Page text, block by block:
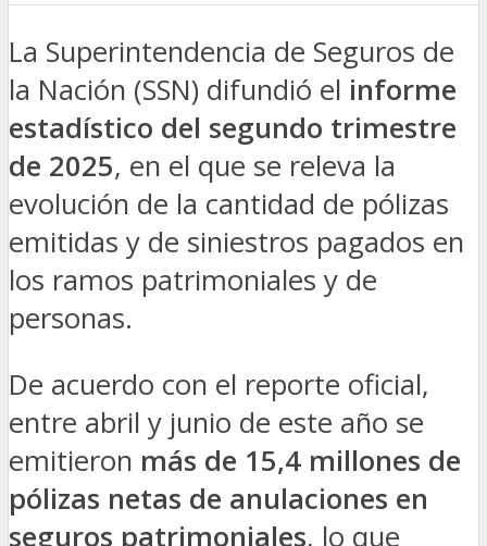
La Superintendencia de Seguros de
la Nación (SSN) difundió el informe
estadístico del segundo trimestre
de 2025, en el que se releva la
evolución de la cantidad de pólizas
emitidas y de siniestros pagados en
los ramos patrimoniales y de
personas.
De acuerdo con el reporte oficial,
entre abril y junio de este año se
emitieron más de 15,4 millones de
pólizas netas de anulaciones en
seguros patrimoniales, lo que